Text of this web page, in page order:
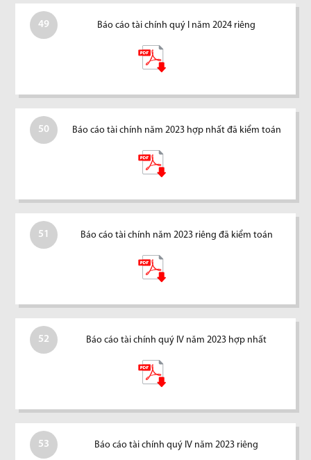
49 Báo cáo tài chính quý I năm 2024 riêng
50 Báo cáo tài chính năm 2023 hợp nhất đã kiểm toán
51 Báo cáo tài chính năm 2023 riêng đã kiểm toán
52 Báo cáo tài chính quý IV năm 2023 hợp nhất
53 Báo cáo tài chính quý IV năm 2023 riêng